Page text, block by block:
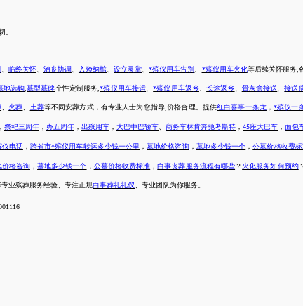
。
临终关怀、 治丧协调 入殓纳棺 、设立灵堂 、*殡仪用车告别 *殡仪用车火化等后续关怀服务,
地选购 ,墓型墓碑个性定制服务 ,*殡仪用车接运 、*殡仪用车返乡、长途返乡 骨灰盒接送 、接送
火葬 土葬等不同安葬方式，有专业人士为您指导,价格合理 提供红白喜事一条龙，*殡仪一
， 祭祀三周年 ， 办五周年 ， 出殡用车 ， 大巴中巴轿车 商务车林肯奔驰考斯特 ， 45座大巴车 ， 面包
仪电话， 跨省市*殡仪用车转运多少钱一公里 ，墓地价格咨询， 墓地多少钱一个 ，公墓价格收费
价格咨询，墓地多少钱一个 ， 公墓价格收费标准 ，白事丧葬服务流程有哪些？ 火化服务如何预约
业殡葬服务经验、专注正规白事葬礼礼仪 、专业团队为你服务。